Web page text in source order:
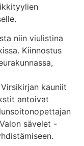
niin viulistina
Kiinnostus
kauniit
antoivat
sävelet -